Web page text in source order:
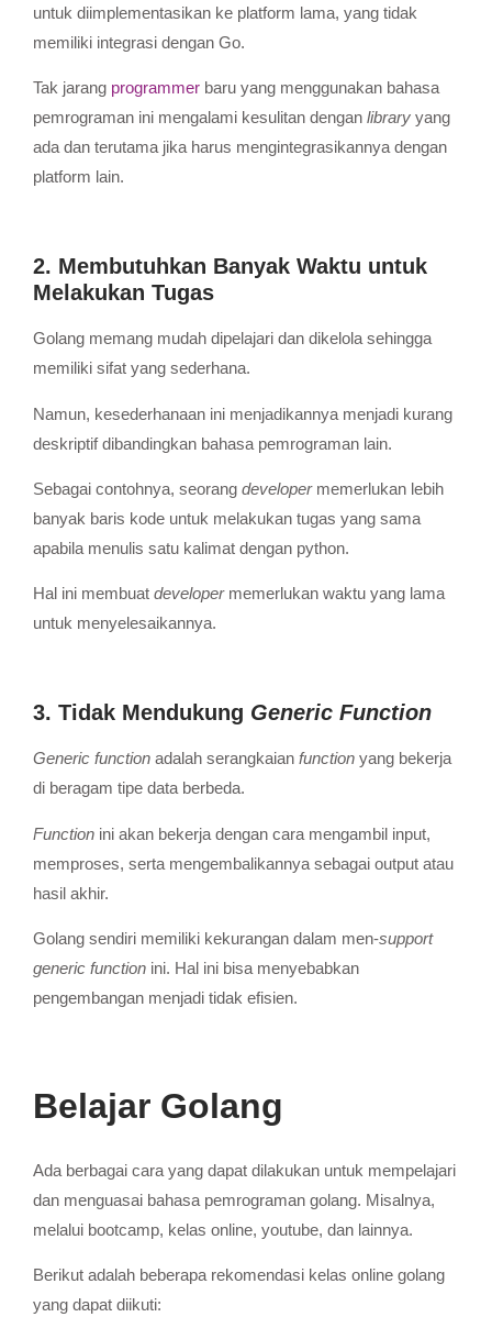
untuk diimplementasikan ke platform lama, yang tidak
memiliki integrasi dengan Go.
Tak jarang programmer baru yang menggunakan bahasa
pemrograman ini mengalami kesulitan dengan library yang
ada dan terutama jika harus mengintegrasikannya dengan
platform lain.
2. Membutuhkan Banyak Waktu untuk
Melakukan Tugas
Golang memang mudah dipelajari dan dikelola sehingga
memiliki sifat yang sederhana.
Namun, kesederhanaan ini menjadikannya menjadi kurang
deskriptif dibandingkan bahasa pemrograman lain.
Sebagai contohnya, seorang developermemerlukan lebih
banyak baris kode untuk melakukan tugas yang sama
apabila menulis satu kalimat dengan python.
Hal ini membuat developermemerlukan waktu yang lama
untuk menyelesaikannya.
3. Tidak Mendukung Generic Function
Generic function adalah serangkaian function yang bekerja
di beragam tipe data berbeda.
Function ini akan bekerja dengan cara mengambil input,
memproses, serta mengembalikannya sebagai output atau
hasil akhir.
Golang sendiri memiliki kekurangan dalam men-support
generic function ini. Hal ini bisa menyebabkan
pengembangan menjadi tidak efisien.
Belajar Golang
Ada berbagai cara yang dapat dilakukan untuk mempelajari
dan menguasai bahasa pemrograman golang. Misalnya,
melalui bootcamp, kelas online, youtube, dan lainnya.
Berikut adalah beberapa rekomendasi kelas online golang
yang dapat diikuti: